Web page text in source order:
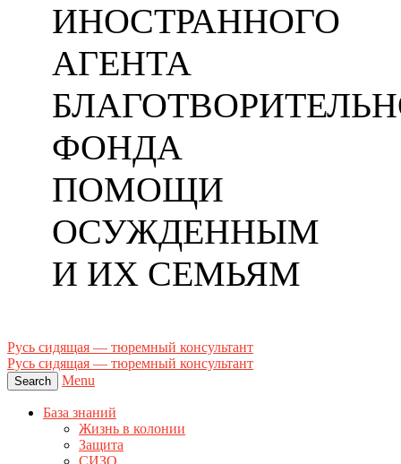
ИНОСТРАННОГО
АГЕНТА
ФОНДА
ПОМОЩИ
ОСУЖДЕННЫМ
И ИХ СЕМЬЯМ
Русь сидящая — тюремный консультант
Русь сидящая — тюремный консультант
Search Menu
База знаний
Жизнь в колонии
Защита
СИЗО